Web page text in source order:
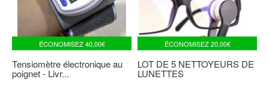
ÉCONOMISEZ40,00€
Tensiomètre électronique au
poignet - Livr...
ÉCONOMISEZ20,00€
LOT DE 5 NETTOYEURS DE
LUNETTES